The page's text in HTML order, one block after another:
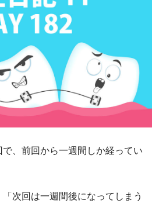
、前回から一週間しか経ってい
次回は一週間後になってしまう